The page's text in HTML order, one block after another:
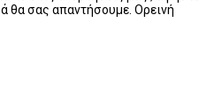
θα σας απαντήσουμε. Ορεινή